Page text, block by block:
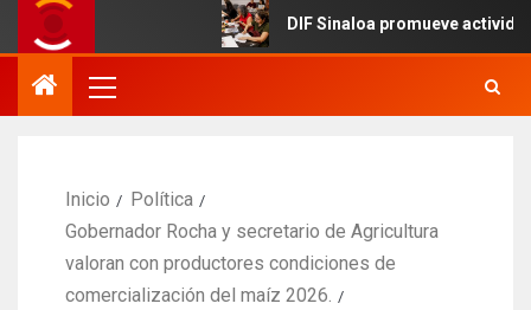
DIF Sinaloa promueve
Inicio
Política
Gobernador Rocha y secretario de Agricultura
valoran con productores condiciones de
comercialización del maíz 2026.